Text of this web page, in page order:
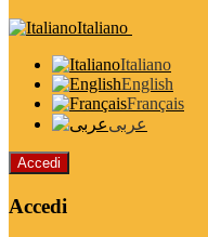
Italiano
Italiano
English
Français
عربى
Accedi
Accedi